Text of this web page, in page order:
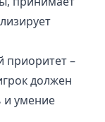
приоритет –
должен
и умение